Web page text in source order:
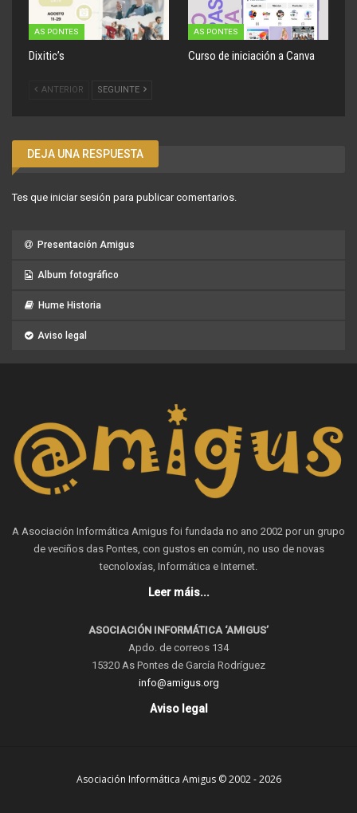
AS PONTES
Dixitic’s
AS PONTES
Curso de iniciación a Canva
ANTERIOR SEGUINTE
DEJA UNA RESPUESTA
Tes que iniciar sesión para publicar comentarios.
Presentación Amigus
Album fotográfico
Hume Historia
Aviso legal
A Asociación Informática Amigus foi fundada no ano 2002 por un grupo
de veciños das Pontes, con gustos en común, no uso de novas
tecnoloxías, Informática e Internet.
Leer máis...
ASOCIACIÓN INFORMÁTICA ‘AMIGUS’
Apdo. de correos 134
15320 As Pontes de García Rodríguez
info@amigus.org
Aviso legal
Asociación Informática Amigus © 2002 - 2026